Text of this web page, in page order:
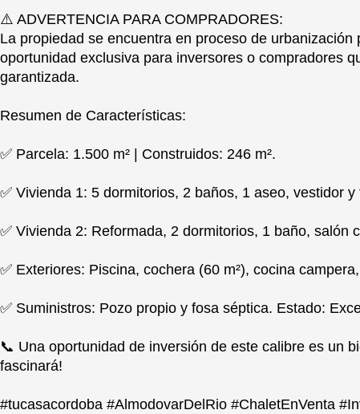
⚠️ ADVERTENCIA PARA COMPRADORES:
La propiedad se encuentra en proceso de
oportunidad exclusiva para inversores o compradores
garantizada.
Resumen de Características:
✅ Parcela: 1.500 m² | Construidos: 246 m².
✅ Vivienda 1: 5 dormitorios, 2 baños, 1 aseo, vestidor
✅ Vivienda 2: Reformada, 2 dormitorios, 1 baño, salón
✅ Exteriores: Piscina, cochera (60 m²), cocina
✅ Suministros: Pozo propio y fosa séptica. Estado:
📞 Una oportunidad de inversión de este calibre es un
fascinará!
#tucasacordoba #AlmodovarDelRio #ChaletEnVenta